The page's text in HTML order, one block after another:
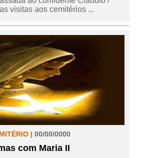
visitas aos cemitérios ...
| 00/00/0000
com Maria II